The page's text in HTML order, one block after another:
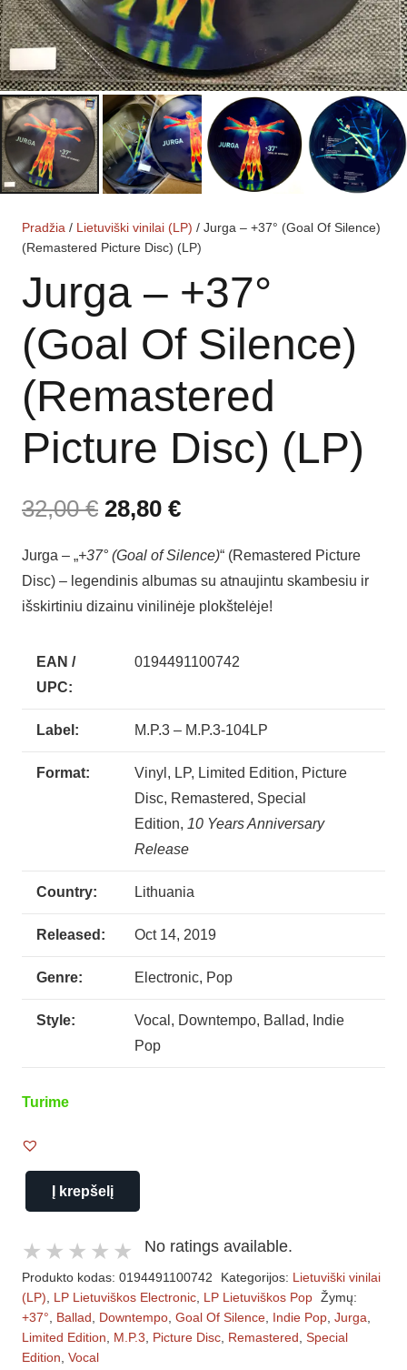
Pradžia / Lietuviški vinilai (LP) / Jurga – +37° (Goal Of Silence)
(Remastered Picture Disc) (LP)
Jurga – +37°
(Goal Of Silence)
(Remastered
Picture Disc) (LP)
32,00€ 28,80 €
Jurga – „+37° (Goal of Silence)“ (Remastered Picture
Disc) – legendinis albumas su atnaujintu skambesiu ir
išskirtiniu dizainu vinilinėje plokštelėje!
EAN /
UPC:
0194491100742
Label: M.P.3 – M.P.3-104LP
Format:
Vinyl, LP, Limited Edition, Picture
Disc, Remastered, Special
Edition, 10 Years Anniversary
Release
Country: Lithuania
Released: Oct 14, 2019
Genre: Electronic, Pop
Style:
Vocal, Downtempo, Ballad, Indie
Pop
Turime
produkto
Jurga
–
+37°
(Goal
Of
Į krepšelį
No ratings available.
Produkto kodas: 0194491100742 Kategorijos: Lietuviški vinilai
(LP)
LP Lietuviškos Electronic LP Lietuviškos Pop Žymų:
+37°
Ballad Downtempo Goal Of Silence Indie Pop Jurga
Limited Edition
M.P.3 Picture Disc Remastered Special
Edition Vocal